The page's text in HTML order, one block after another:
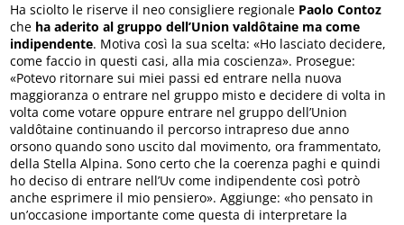
Ha sciolto le riserve il neo consigliere regionale Paolo Contoz
che ha aderito al gruppo dell’Union valdôtaine ma come
indipendente. Motiva così la sua scelta: «Ho lasciato decidere,
come faccio in questi casi, alla mia coscienza». Prosegue:
«Potevo ritornare sui miei passi ed entrare nella nuova
maggioranza o entrare nel gruppo misto e decidere di volta in
volta come votare oppure entrare nel gruppo dell’Union
valdôtaine continuando il percorso intrapreso due anno
orsono quando sono uscito dal movimento, ora frammentato,
della Stella Alpina. Sono certo che la coerenza paghi e quindi
ho deciso di entrare nell’Uv come indipendente così potrò
anche esprimere il mio pensiero». Aggiunge: «ho pensato in
un’occasione importante come questa di interpretare la